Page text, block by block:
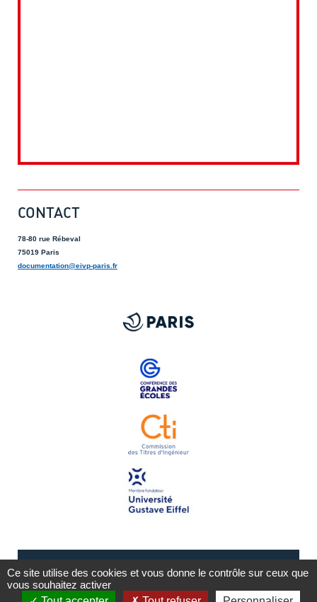
CONTACT
78-80 rue Rébeval
75019 Paris
documentation@eivp-paris.fr
Ce site utilise des cookies et vous donne le contrôle sur ceux que
vous souhaitez activer